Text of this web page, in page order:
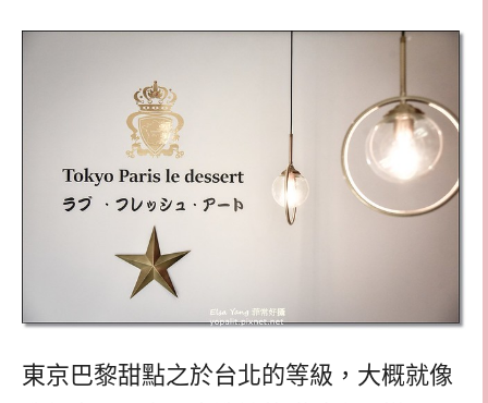
東京巴黎甜點之於台北的等級，大概就像